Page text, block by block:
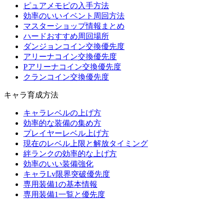
ピュアメモピの入手方法
効率のいいイベント周回方法
マスターショップ情報まとめ
ハードおすすめ周回場所
ダンジョンコイン交換優先度
アリーナコイン交換優先度
Pアリーナコイン交換優先度
クランコイン交換優先度
キャラ育成方法
キャラレベルの上げ方
効率的な装備の集め方
プレイヤーレベル上げ方
現在のレベル上限と解放タイミング
絆ランクの効率的な上げ方
効率のいい装備強化
キャラLv限界突破優先度
専用装備1の基本情報
専用装備1一覧と優先度